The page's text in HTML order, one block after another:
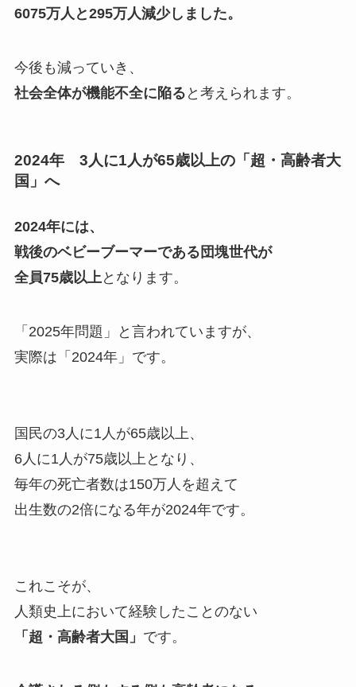
6075万人と295万人減少しました。
今後も減っていき、
社会全体が機能不全に陥る と考えられます。
2024年 3人に1人が65歳以上の「超・高齢者大
国」へ
2024年には、
戦後のベビーブーマーである団塊世代が
全員75歳以上となります。
「2025年問題」と言われていますが、
実際は「2024年」です。
国民の3人に1人が65歳以上、
6人に1人が75歳以上となり、
毎年の死亡者数は150万人を超えて
出生数の2倍になる年が2024年です。
これこそが、
人類史上において経験したことのない
「超・高齢者大国」 です。